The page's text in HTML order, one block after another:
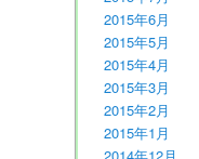
2015年6月
2015年5月
2015年4月
2015年3月
2015年2月
2015年1月